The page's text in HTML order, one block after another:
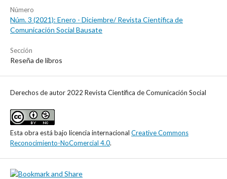
Número
Núm. 3 (2021): Enero - Diciembre/ Revista Científica de
Comunicación Social Bausate
Sección
Reseña de libros
Derechos de autor 2022 Revista Científica de Comunicación Social
Esta obra está bajo licencia internacional Creative Commons
Reconocimiento-NoComercial 4.0.